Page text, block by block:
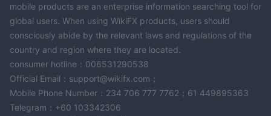
mobile products are an enterprise information searching tool for
global users. When using WikiFX products, users should
consciously abide by the relevant laws and regulations of the
country and region where they are located.
consumer hotline：006531290538
Official Email：support@wikifx.com；
Mobile Phone Number：234 706 777 7762；61 449895363
Telegram：+60 103342306